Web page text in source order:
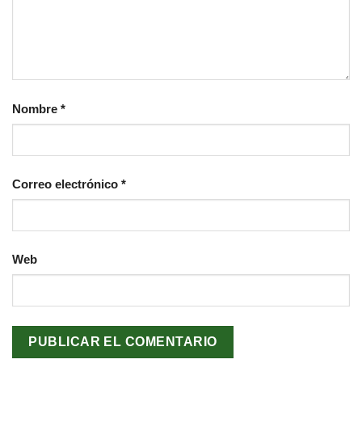
Nombre *
Correo electrónico *
Web